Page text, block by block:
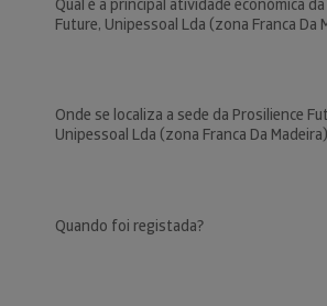
Qual é a principal atividade económica
Future, Unipessoal Lda (zona Franca Da
Onde se localiza a sede da Prosilience
Unipessoal Lda (zona Franca Da
Quando foi registada?